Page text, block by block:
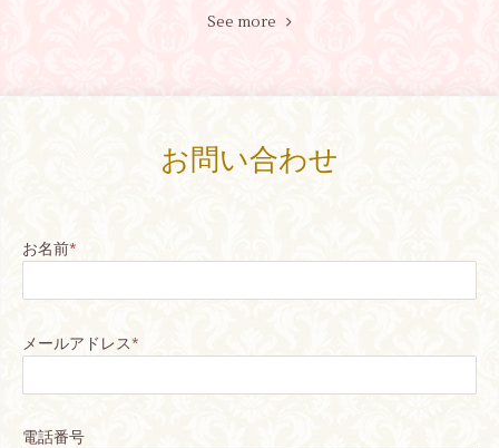
See more
お問い合わせ
お名前*
メールアドレス*
電話番号